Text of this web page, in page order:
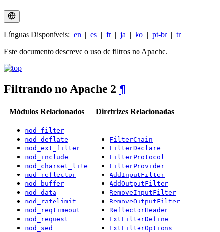
Línguas Disponíveis: en | es | fr | ja | ko | pt-br | tr
Este documento descreve o uso de filtros no Apache.
Filtrando no Apache 2 ¶
Módulos Relacionados Diretrizes Relacionadas
mod_filter
mod_deflate
mod_ext_filter
mod_include
mod_charset_lite
mod_reflector
mod_buffer
mod_data
mod_ratelimit
mod_reqtimeout
mod_request
mod_sed
FilterChain
FilterDeclare
FilterProtocol
FilterProvider
AddInputFilter
AddOutputFilter
RemoveInputFilter
RemoveOutputFilter
ReflectorHeader
ExtFilterDefine
ExtFilterOptions